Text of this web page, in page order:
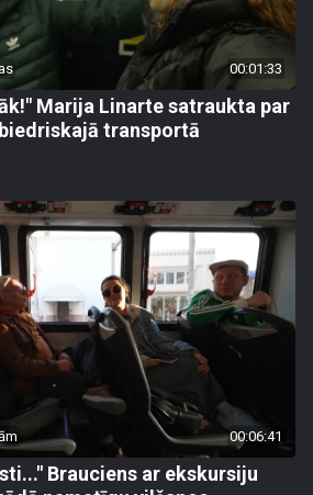
00:01:33
Marija Linarte satraukta par
transportā
00:06:41
Brauciens ar ekskursiju